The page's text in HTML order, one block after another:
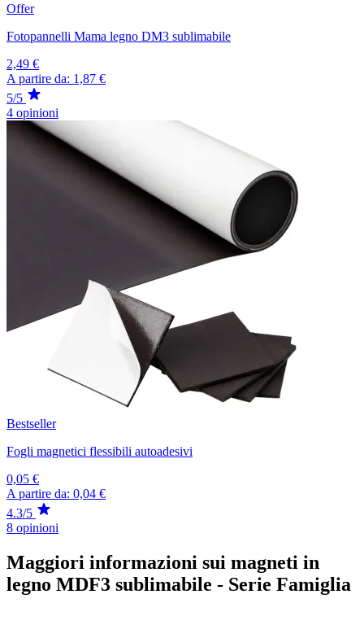
Offer
Fotopannelli Mama legno DM3 sublimabile
2,49 €
A partire da: 1,87 €
5/5
4 opinioni
Bestseller
Fogli magnetici flessibili autoadesivi
0,05 €
A partire da: 0,04 €
4.3/5
8 opinioni
Maggiori informazioni sui magneti in
legno MDF3 sublimabile - Serie Famiglia